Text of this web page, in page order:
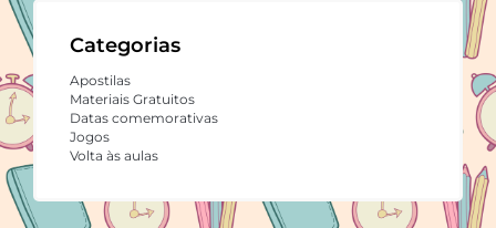
Categorias
Apostilas
Materiais Gratuitos
Datas comemorativas
Jogos
Volta às aulas